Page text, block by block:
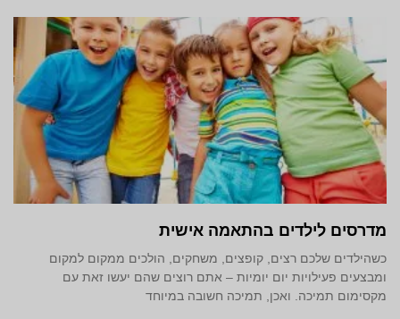
מדרסים לילדים בהתאמה אישית
כשהילדים שלכם רצים, קופצים, משחקים, הולכים ממקום למקום
ומבצעים פעילויות יום יומיות – אתם רוצים שהם יעשו זאת עם
מקסימום תמיכה. ואכן, תמיכה חשובה במיוחד